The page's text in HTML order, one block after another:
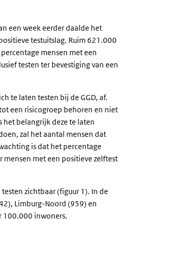
een week eerder daalde het
testuitslag. Ruim 621.000
mensen met een
testen ter bevestiging van een
te laten testen bij de GGD, af.
een risicogroep behoren en niet
het belangrijk deze te laten
zal het aantal mensen dat
is dat het percentage
met een positieve zelftest
zichtbaar (figuur 1). In de
Limburg-Noord (959) en
100.000 inwoners.